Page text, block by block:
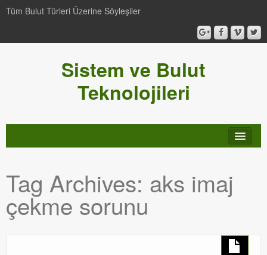
Tüm Bulut Türleri Üzerine Söyleşiler
Sistem ve Bulut
Teknolojileri
Genel
Video-Webcast-Seminer
Tag Archives: aks imaj
çekme sorunu